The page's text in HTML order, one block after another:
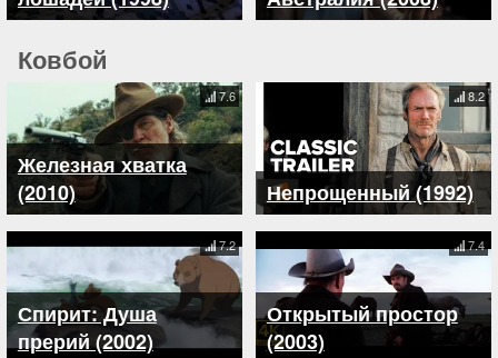
Ковбой
Железная хватка
(2010)
7.6
Непрощенный (1992)
8.2
Спирит: Душа
прерий (2002)
7.2
Открытый простор
(2003)
7.4